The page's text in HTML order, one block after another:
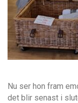
Nu ser hon fram
det blir senast i